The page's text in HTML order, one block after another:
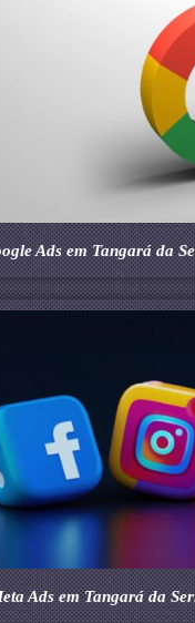
Ads em Tangará da
Ads em Tangará da